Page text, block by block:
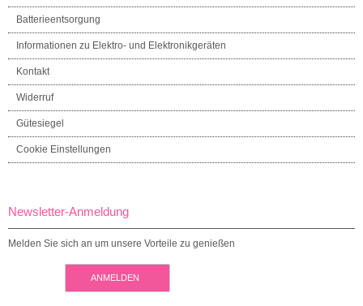
Batterieentsorgung
Informationen zu Elektro- und Elektronikgeräten
Kontakt
Widerruf
Gütesiegel
Cookie Einstellungen
Newsletter-Anmeldung
Melden Sie sich an um unsere Vorteile zu genießen
ANMELDEN